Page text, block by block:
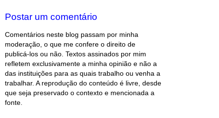
Postar um comentário
Comentários neste blog passam por minha
moderação, o que me confere o direito de
publicá-los ou não. Textos assinados por mim
refletem exclusivamente a minha opinião e não a
das instituições para as quais trabalho ou venha a
trabalhar. A reprodução do conteúdo é livre, desde
que seja preservado o contexto e mencionada a
fonte.